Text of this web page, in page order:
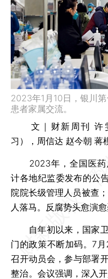
2023年1月10日，银川
患者家属交流。
文｜财新周刊 许
习），周信达 赵今朝 蒋
2023年，全国医药
计各地纪监委发布的公
院院长级管理人员被查
人落马。反腐势头愈演
自年初以来，国家卫
门的政策不断加码。7
召开动员会，参与部署
整治。会议强调，深入